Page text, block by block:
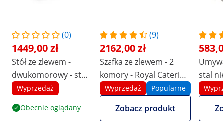
(0)
1449,00 zł
Stół ze zlewem -
dwukomorowy - stal
nierdzewna - 180 x
Catering
Wyprzedaż
Obecnie oglądany
(9)
2162,00 zł
Szafka ze zlewem - 2
komory - Royal Catering
- stal nierdzewna - 160 x
60 cm
Wyprzedaż Popularne
Zobacz produkt
stal
rant